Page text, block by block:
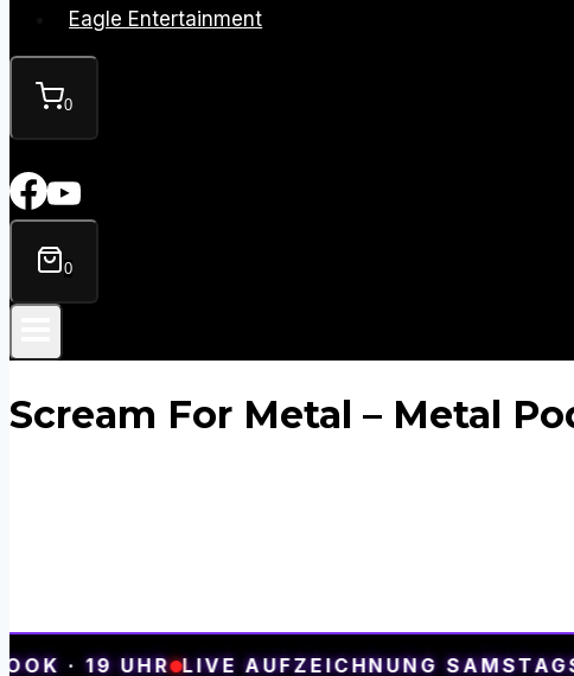
Eagle Entertainment
0
0
Scream For Metal – Metal
· 19 UHR LIVE AUFZEICHNUNG SAMSTAGS ·